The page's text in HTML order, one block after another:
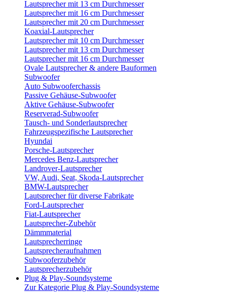
Lautsprecher mit 13 cm Durchmesser
Lautsprecher mit 16 cm Durchmesser
Lautsprecher mit 20 cm Durchmesser
Koaxial-Lautsprecher
Lautsprecher mit 10 cm Durchmesser
Lautsprecher mit 13 cm Durchmesser
Lautsprecher mit 16 cm Durchmesser
Ovale Lautsprecher & andere Bauformen
Subwoofer
Auto Subwooferchassis
Passive Gehäuse-Subwoofer
Aktive Gehäuse-Subwoofer
Reserverad-Subwoofer
Tausch- und Sonderlautsprecher
Fahrzeugspezifische Lautsprecher
Hyundai
Porsche-Lautsprecher
Mercedes Benz-Lautsprecher
Landrover-Lautsprecher
VW, Audi, Seat, Skoda-Lautsprecher
BMW-Lautsprecher
Lautsprecher für diverse Fabrikate
Ford-Lautsprecher
Fiat-Lautsprecher
Lautsprecher-Zubehör
Dämmmaterial
Lautsprecherringe
Lautsprecheraufnahmen
Subwooferzubehör
Lautsprecherzubehör
Plug & Play-Soundsysteme
Zur Kategorie Plug & Play-Soundsysteme